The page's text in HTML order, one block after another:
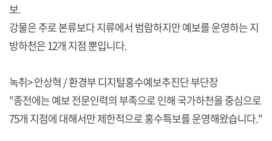
보.
강물은 주로 본류보다 지류에서 범람하지만 예보를 운영하는 지
방하천은 12개 지점 뿐입니다.
녹취> 안상혁 / 환경부 디지털홍수예보추진단 부단장
"종전에는 예보 전문인력의 부족으로 인해 국가하천을 중심으로
75개 지점에 대해서만 제한적으로 홍수특보를 운영해왔습니다."